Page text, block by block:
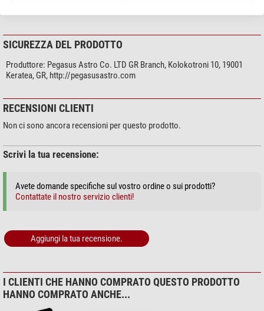
SICUREZZA DEL PRODOTTO
Produttore: Pegasus Astro Co. LTD GR Branch, Kolokotroni 10, 19001
Keratea, GR, http://pegasusastro.com
RECENSIONI CLIENTI
Non ci sono ancora recensioni per questo prodotto.
Scrivi la tua recensione:
Avete domande specifiche sul vostro ordine o sui prodotti?
Contattate il nostro servizio clienti!
Aggiungi la tua recensione.
I CLIENTI CHE HANNO COMPRATO QUESTO PRODOTTO
HANNO COMPRATO ANCHE...